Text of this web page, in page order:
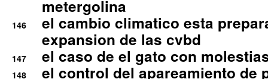
metergolina
146
el cambio climatico esta
expansion de las cvbd
147 el caso de el gato con
148 el control del apareamiento de